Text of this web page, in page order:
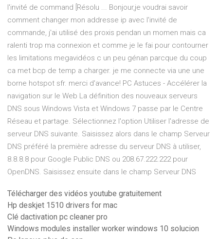
l'invité de command [Résolu ... Bonjour,je voudrai savoir
comment changer mon addresse ip avec l'invité de
commande, j'ai utilisé des proxis pendan un momen mais ca
ralenti trop ma connexion et comme je le fai pour contourner
les limitations megavidéos c un peu génan parcque du coup
ca met bcp de temp a charger. je me connecte via une une
borne hotspot sfr. merci d'avance! PC Astuces - Accélérer la
navigation sur le Web La définition des nouveaux serveurs
DNS sous Windows Vista et Windows 7 passe par le Centre
Réseau et partage. Sélectionnez l'option Utiliser l'adresse de
serveur DNS suivante. Saisissez alors dans le champ Serveur
DNS préféré la première adresse du serveur DNS à utiliser,
8.8.8.8 pour Google Public DNS ou 208.67.222.222 pour
OpenDNS. Saisissez ensuite dans le champ Serveur DNS
Télécharger des vidéos youtube gratuitement
Hp deskjet 1510 drivers for mac
Clé dactivation pc cleaner pro
Windows modules installer worker windows 10 solucion